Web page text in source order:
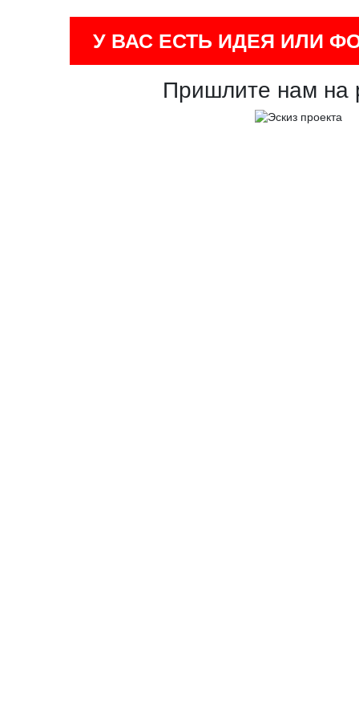
У ВАС ЕСТЬ ИДЕЯ ИЛИ
Пришлите нам на